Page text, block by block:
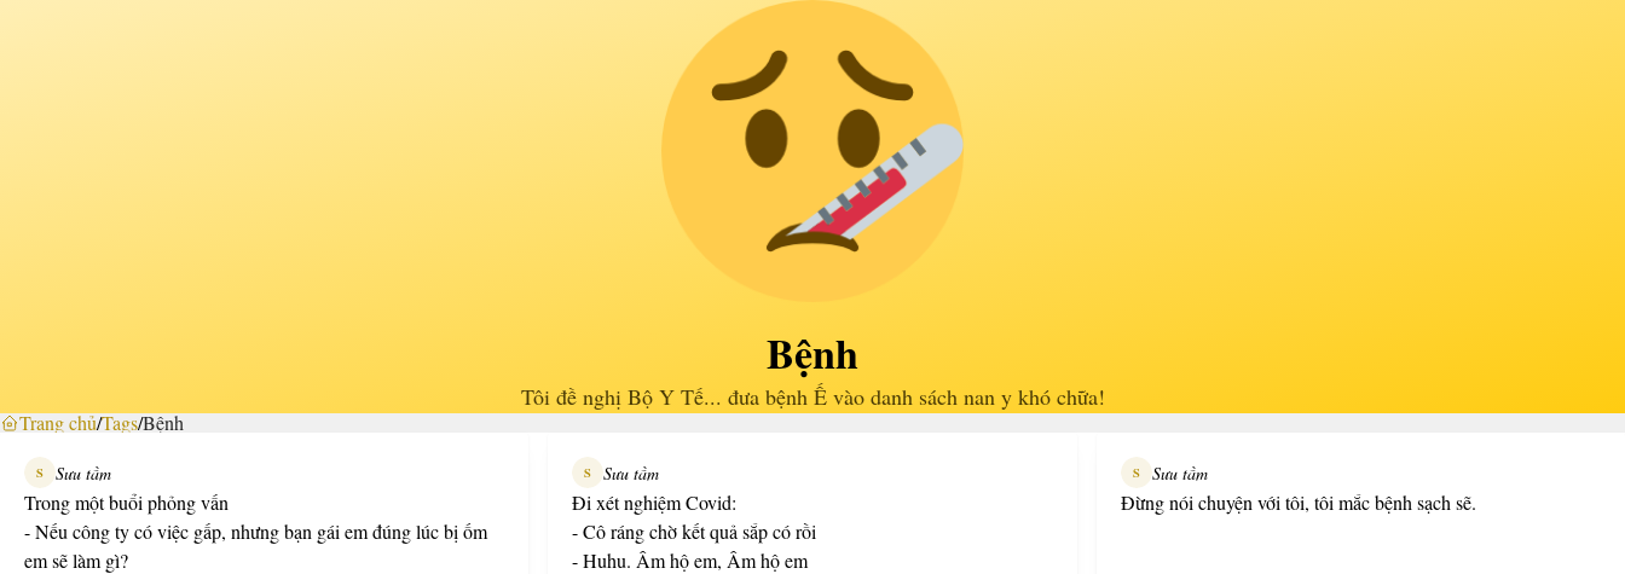
Bệnh
Tôi đề nghị Bộ Y Tế... đưa bệnh Ế vào danh sách nan y khó chữa!
Trang chủ/Tags/Bệnh
S Sưu tầm
Trong một buổi phỏng vấn
- Nếu công ty có việc gấp, nhưng bạn gái em đúng lúc bị ốm
em sẽ làm gì?
S Sưu tầm
Đi xét nghiệm Covid:
- Cô ráng chờ kết quả sắp có rồi
- Huhu. Âm hộ em, Âm hộ em
S Sưu tầm
Đừng nói chuyện với tôi, tôi mắc bệnh sạch sẽ.